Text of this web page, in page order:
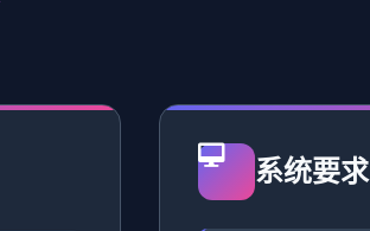
系统要求